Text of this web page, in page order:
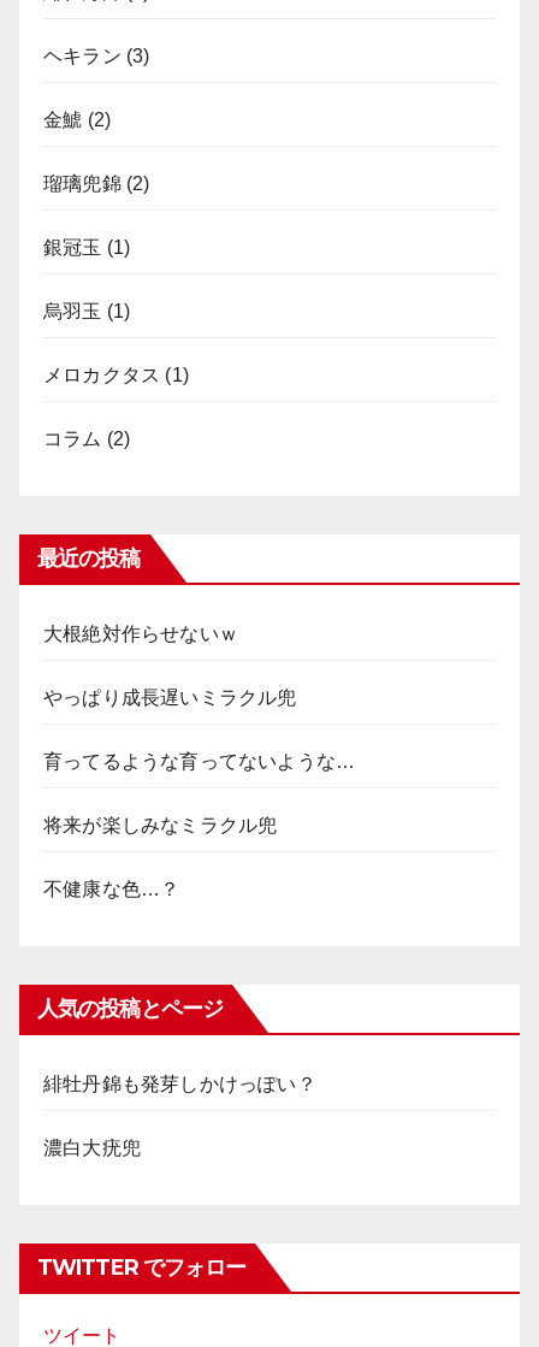
ヘキラン (3)
金鯱 (2)
瑠璃兜錦(2)
銀冠玉 (1)
烏羽玉 (1)
メロカクタス (1)
コラム (2)
最近の投稿
大根絶対作らせないｗ
やっぱり成長遅いミラクル兜
育ってるような育ってないような…
将来が楽しみなミラクル兜
不健康な色…？
人気の投稿とページ
緋牡丹錦も発芽しかけっぽい？
濃白大疣兜
TWITTER でフォロー
ツイート